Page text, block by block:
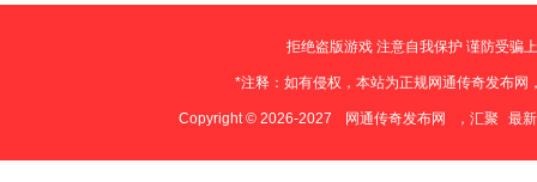
拒绝盗版游戏 注意自我保护 谨防受骗
*注释：如有侵权，本站为正规网通传奇发布
Copyright © 2026-2027 网通传奇发布网 ，汇聚 最